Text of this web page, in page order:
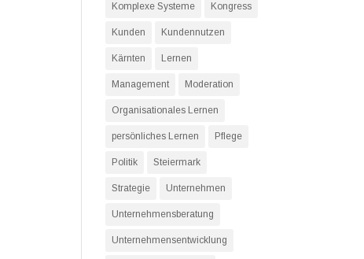
Komplexe Systeme Kongress
Kunden Kundennutzen
Kärnten Lernen
Management Moderation
Organisationales Lernen
persönliches Lernen Pflege
Politik Steiermark
Strategie Unternehmen
Unternehmensberatung
Unternehmensentwicklung